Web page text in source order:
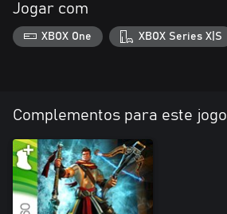
Jogar com
XBOX One XBOX Series X|S
Complementos para este jogo